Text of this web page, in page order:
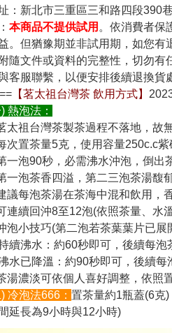
：新北市三重區三和路四段390
本商品不提供試用 。依消費者保
。但猶豫期並非試用期，如您有
隨文件或資料的完整性，切勿有
客服聯繫，以便安排後續退換貨
【茗太祖台灣茶 飲用方式】
熱泡法：
太祖台灣茶製茶過程不落地，故
次置茶量5克，使用容量250c.c紫
一泡90秒，必需沸水沖泡，倒出
一泡茶香四溢，第二三泡茶湯馥
議每泡茶湯在茶海中混和飲用，
連續回沖8至12泡(依照茶量、水
泡小技巧(第二泡若茶葉葉片已展
續沸水：約60秒即可，後續每泡
水已降溫：約90秒即可，後續每
湯濃淡可依個人喜好調整，依照
冷泡法666： 置茶量約1瓶蓋(6克
延長為9小時與12小時)